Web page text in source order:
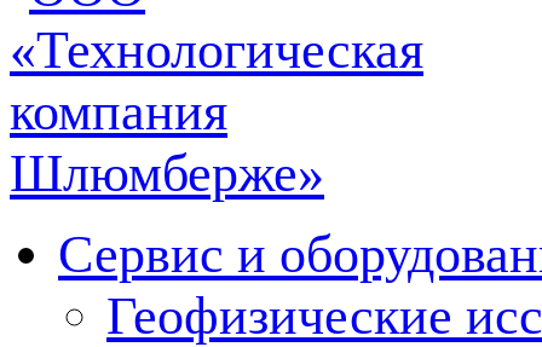
Сервис и
Геофизические